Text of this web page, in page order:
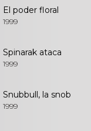
El poder floral
1999
Spinarak ataca
1999
Snubbull, la snob
1999